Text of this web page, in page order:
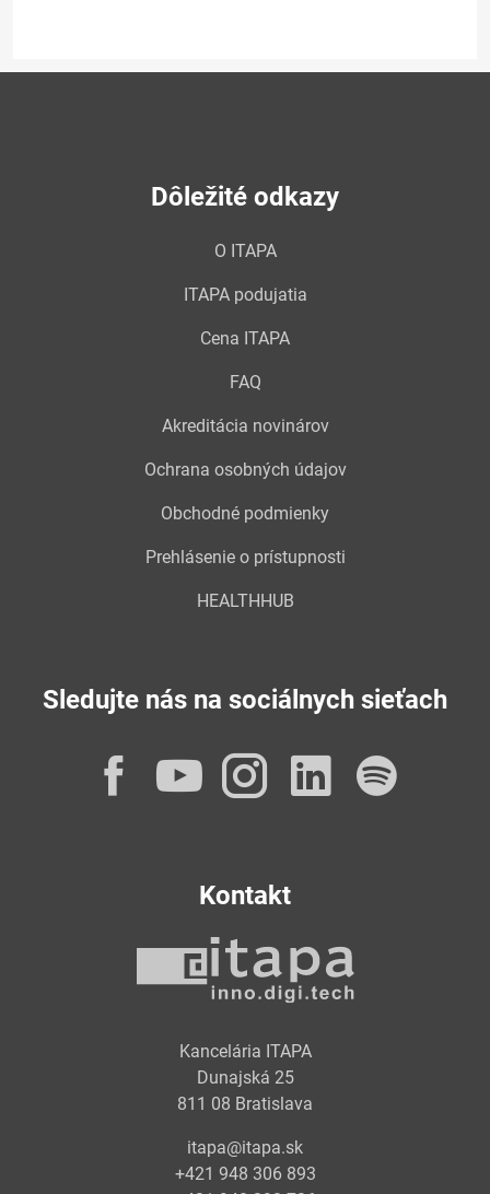
Dôležité odkazy
O ITAPA
ITAPA podujatia
Cena ITAPA
FAQ
Akreditácia novinárov
Ochrana osobných údajov
Obchodné podmienky
Prehlásenie o prístupnosti
HEALTHHUB
Sledujte nás na sociálnych sieťach
Facebook
YouTube
Instagram
Kontakt
Kancelária ITAPA
Dunajská 25
811 08 Bratislava
itapa@itapa.sk
+421 948 306 893